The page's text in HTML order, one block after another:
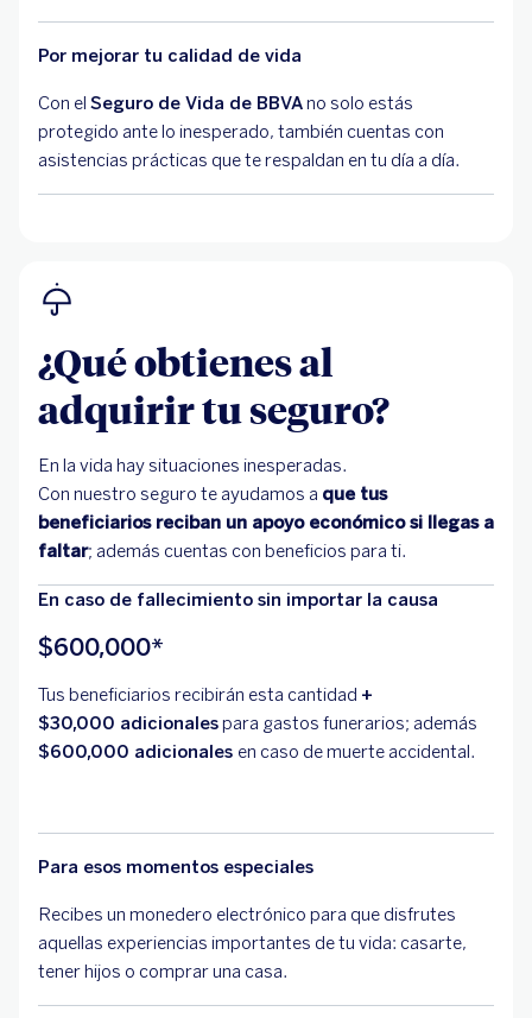
Por mejorar tu calidad de vida
Con el Seguro de Vida de BBVAno solo estás
protegido ante lo inesperado, también cuentas con
asistencias prácticas que te respaldan en tu día a día.
¿Qué obtienes al
adquirir tu seguro?
En la vida hay situaciones inesperadas.
Con nuestro seguro te ayudamos a que tus
beneficiarios reciban un apoyo económico si llegas a
faltar; además cuentas con beneficios para ti.
En caso de fallecimiento sin importar la causa
$600,000*
Tus beneficiarios recibirán esta cantidad +
$30,000 adicionalespara gastos funerarios; además
$600,000 adicionales en caso de muerte accidental.
Para esos momentos especiales
Recibes un monedero electrónico para que disfrutes
aquellas experiencias importantes de tu vida: casarte,
tener hijos o comprar una casa.